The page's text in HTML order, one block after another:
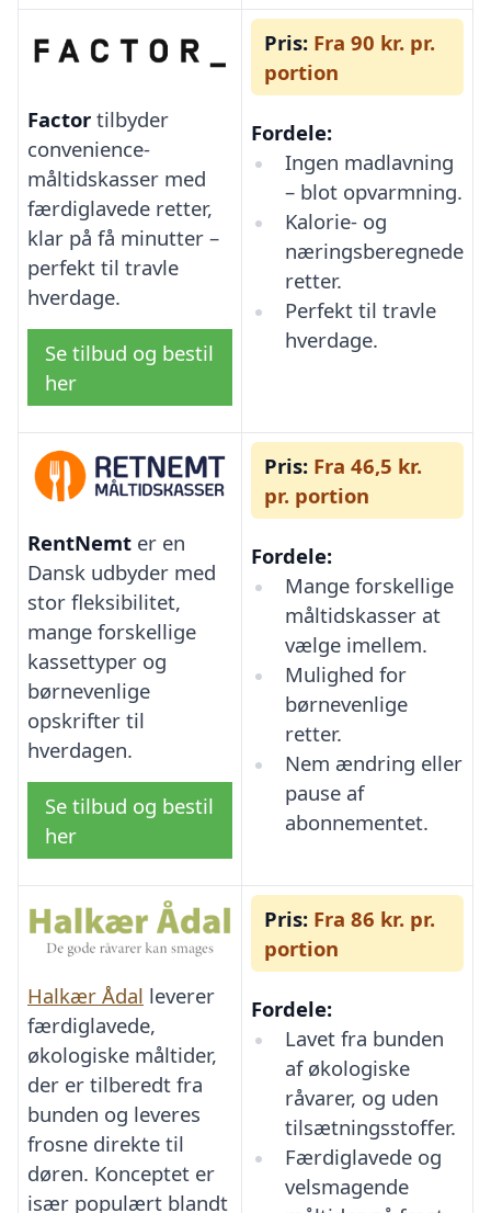
Factor tilbyder
convenience-
måltidskasser med
færdiglavede retter,
klar på få minutter –
perfekt til travle
hverdage.
Se tilbud og bestil
her
Pris: Fra 90 kr. pr.
portion
Fordele:
Ingen madlavning
– blot opvarmning.
Kalorie- og
næringsberegnede
retter.
Perfekt til travle
hverdage.
RentNemt er en
Dansk udbyder med
stor fleksibilitet,
mange forskellige
kassettyper og
børnevenlige
opskrifter til
hverdagen.
Se tilbud og bestil
her
Pris: Fra 46,5 kr.
pr. portion
Fordele:
Mange forskellige
måltidskasser at
vælge imellem.
Mulighed for
børnevenlige
retter.
Nem ændring eller
pause af
abonnementet.
Halkær Ådal leverer
færdiglavede,
økologiske måltider,
der er tilberedt fra
bunden og leveres
frosne direkte til
døren. Konceptet er
især populært blandt
Pris: Fra 86 kr. pr.
portion
Fordele:
Lavet fra bunden
af økologiske
råvarer, og uden
tilsætningsstoffer.
Færdiglavede og
velsmagende